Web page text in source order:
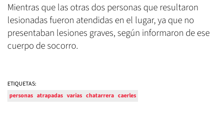
Mientras que las otras dos personas que resultaron
lesionadas fueron atendidas en el lugar, ya que no
presentaban lesiones graves, según informaron de ese
cuerpo de socorro.
ETIQUETAS:
personas atrapadas varias chatarrera caerles